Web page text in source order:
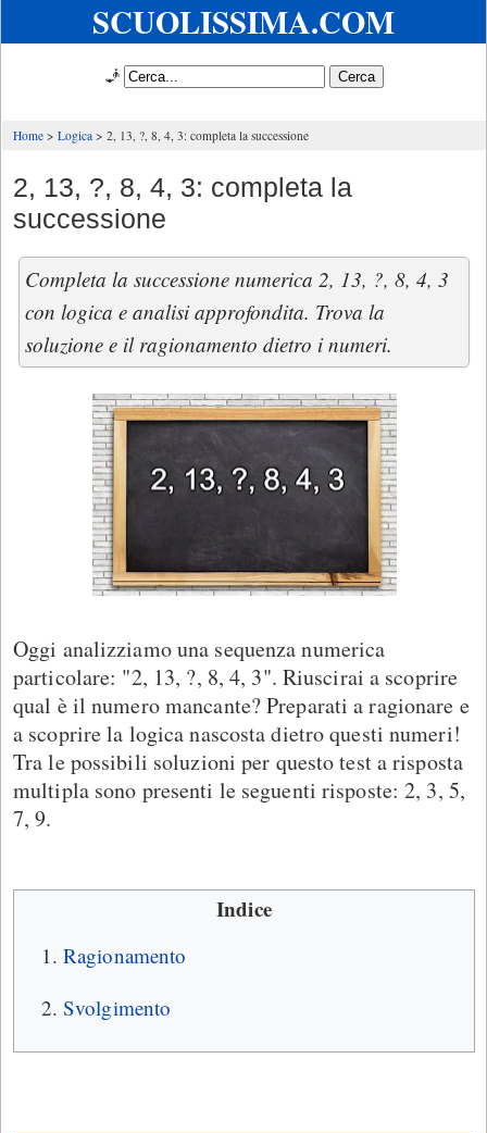
SCUOLISSIMA.COM
🧞
Home Logica 2, 13, ?, 8, 4, 3: completa la successione
2, 13, ?, 8, 4, 3: completa la
successione
Completa la successione numerica 2, 13, ?, 8, 4, 3
con logica e analisi approfondita. Trova la
soluzione e il ragionamento dietro i numeri.
Oggi analizziamo una sequenza numerica
particolare: "2, 13, ?, 8, 4, 3". Riuscirai a scoprire
qual è il numero mancante? Preparati a ragionare e
a scoprire la logica nascosta dietro questi numeri!
Tra le possibili soluzioni per questo test a risposta
multipla sono presenti le seguenti risposte: 2, 3, 5,
7, 9.
Indice
Ragionamento
Svolgimento